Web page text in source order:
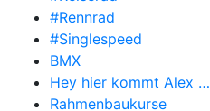
#Rennrad
#Singlespeed
BMX
Hey hier kommt Alex …
Rahmenbaukurse